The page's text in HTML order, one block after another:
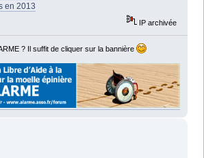
en 2013
IP archivée
? Il suffit de cliquer sur la bannière